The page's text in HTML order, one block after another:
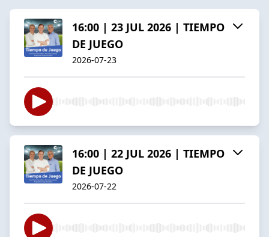
16:00 | 23 JUL 2026 | TIEMPO
DE JUEGO
2026-07-23
16:00 | 22 JUL 2026 | TIEMPO
DE JUEGO
2026-07-22